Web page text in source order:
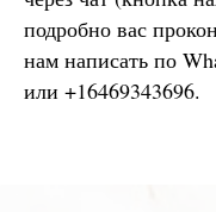
подробно вас
нам написать по
или +16469343696.